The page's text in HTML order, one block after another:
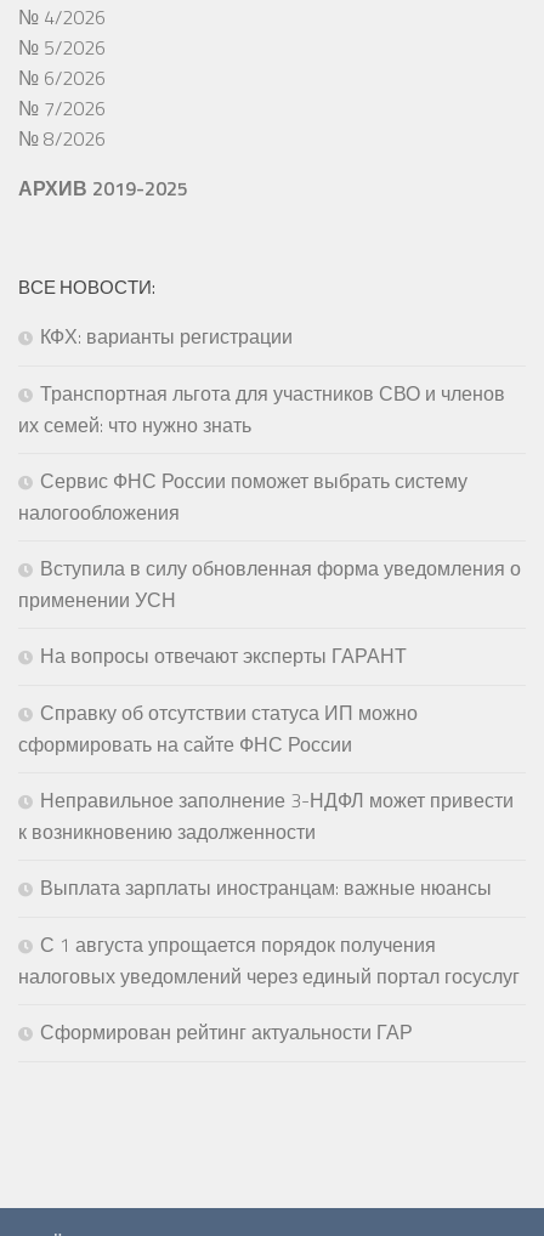
№ 4/2026
№ 5/2026
№ 6/2026
№ 7/2026
№ 8/2026
АРХИВ 2019-2025
ВСЕ НОВОСТИ:
КФХ: варианты регистрации
Транспортная льгота для участников СВО и членов
их семей: что нужно знать
Сервис ФНС России поможет выбрать систему
налогообложения
Вступила в силу обновленная форма уведомления о
применении УСН
На вопросы отвечают эксперты ГАРАНТ
Справку об отсутствии статуса ИП можно
сформировать на сайте ФНС России
Неправильное заполнение 3-НДФЛ может привести
к возникновению задолженности
Выплата зарплаты иностранцам: важные нюансы
С 1 августа упрощается порядок получения
налоговых уведомлений через единый портал госуслуг
Сформирован рейтинг актуальности ГАР